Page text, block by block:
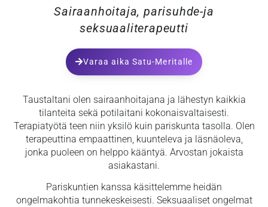
Sairaanhoitaja, parisuhde-ja
seksuaaliterapeutti
Varaa aika Satu-Meritalle
Taustaltani olen sairaanhoitajana ja lähestyn kaikkia
tilanteita sekä potilaitani kokonaisvaltaisesti.
Terapiatyötä teen niin yksilö kuin pariskunta tasolla. Olen
terapeuttina empaattinen, kuunteleva ja läsnäoleva,
jonka puoleen on helppo kääntyä. Arvostan jokaista
asiakastani.
Pariskuntien kanssa käsittelemme heidän
ongelmakohtia tunnekeskeisesti. Seksuaaliset ongelmat